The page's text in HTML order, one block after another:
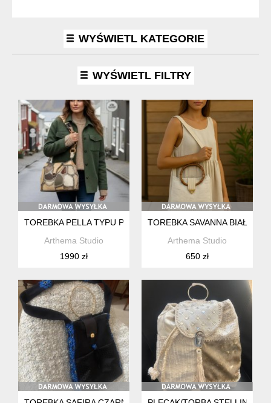
WYŚWIETL KATEGORIE
WYŚWIETL FILTRY
TOREBKA PELLA TYPU PATCHWORK ,SKÓRA NATURALNA
Arthema Studio
1990 zł
TOREBKA SAVANNA BIAŁA Z
Arthema Studio
650 zł